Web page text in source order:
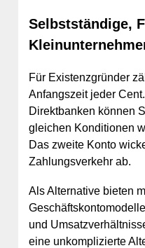
Selbstständige,
Für Existenzgründer
Anfangszeit jeder
Direktbanken können
gleichen Konditionen
Das zweite Konto
Zahlungsverkehr ab.
Als Alternative bieten
und
eine unkomplizierte